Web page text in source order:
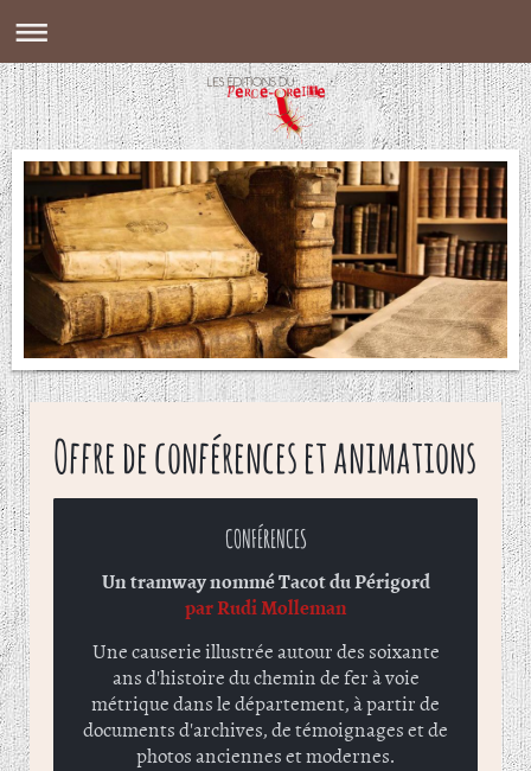
Offre de conférences et animations
CONFÉRENCES
Un tramway nommé Tacot du Périgord
par Rudi Molleman
Une causerie illustrée autour des soixante
ans d'histoire du chemin de fer à voie
métrique dans le département, à partir de
documents d'archives, de témoignages et de
photos anciennes et modernes.